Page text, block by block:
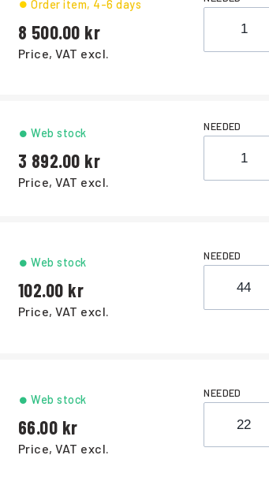
Price, VAT excl.
8 500.00
Order item, 4-6 days
Price, VAT excl.
3 892.00
Web stock NEEDED
Price, VAT excl.
102.00
Web stock NEEDED
Price, VAT excl.
66.00
Web stock NEEDED